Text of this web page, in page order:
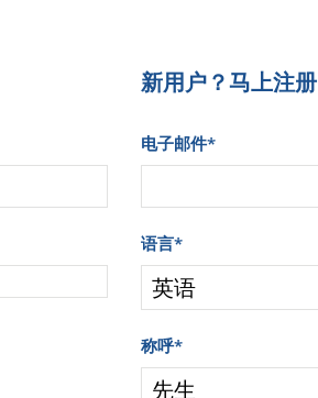
新用户？马上注册
电子邮件*
语言*
称呼*